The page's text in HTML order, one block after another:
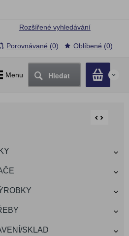
Menu Hledat 0
Rozšířené vyhledávání
Porovnávané (0) Oblíbené (0)
SKLAD